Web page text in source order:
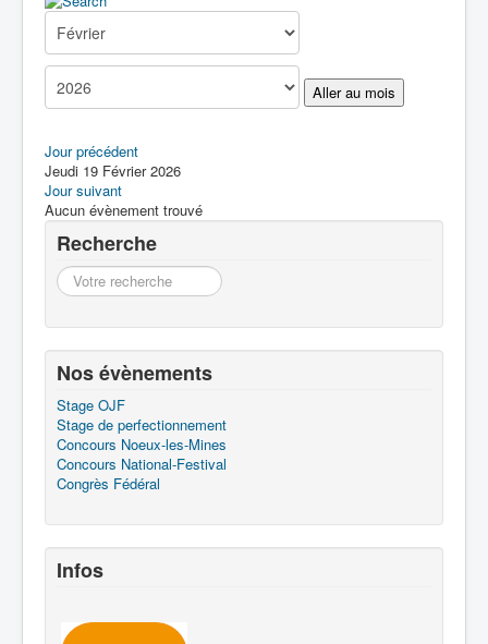
Boîte à Outils
Contact
Aller au mois
Jour précédent
Jeudi 19 Février 2026
Jour suivant
Aucun évènement trouvé
Recherche
Recherche
Nos évènements
Stage OJF
Stage de perfectionnement
Concours Noeux-les-Mines
Concours National-Festival
Congrès Fédéral
Infos